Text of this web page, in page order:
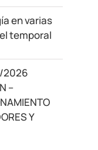
en varias
temporal
2026
–
Y